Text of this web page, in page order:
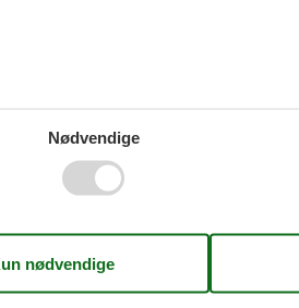
2 personer
1 soveværelse
Vand 3500
Nødvendige